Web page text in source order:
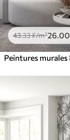
43.33₣/m²26.00